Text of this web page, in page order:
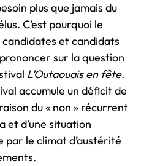
plus que jamais du
C’est pourquoi le
et candidats
sur la question
L’Outaouais en fête.
accumule un déficit de
du « non » récurrent
et d’une situation
par le climat d’austérité